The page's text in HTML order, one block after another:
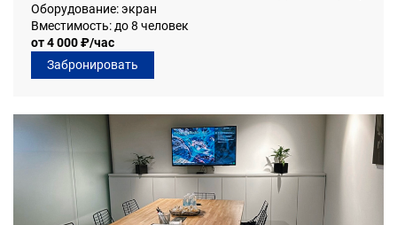
Оборудование: экран
Вместимость: до 8 человек
от 4 000 ₽/час
Забронировать